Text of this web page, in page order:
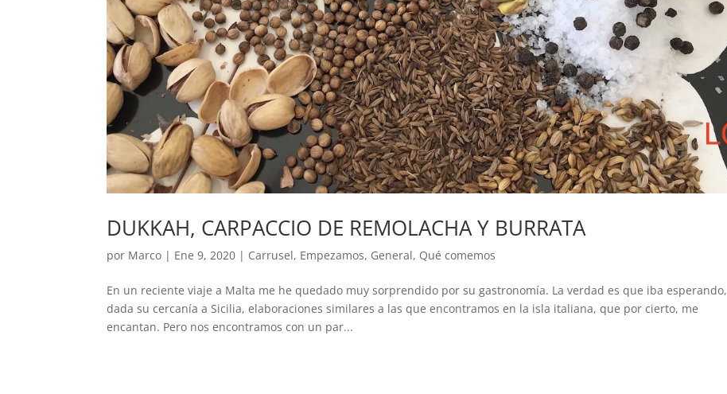
DUKKAH, CARPACCIO DE REMOLACHA Y BURRATA
por Marco | Ene 9, 2020 | Carrusel, Empezamos, General, Qué comemos
En un reciente viaje a Malta me he quedado muy sorprendido por su gastronomía. La verdad es que iba esperando,
dada su cercanía a Sicilia, elaboraciones similares a las que encontramos en la isla italiana, que por cierto, me
encantan. Pero nos encontramos con un par...